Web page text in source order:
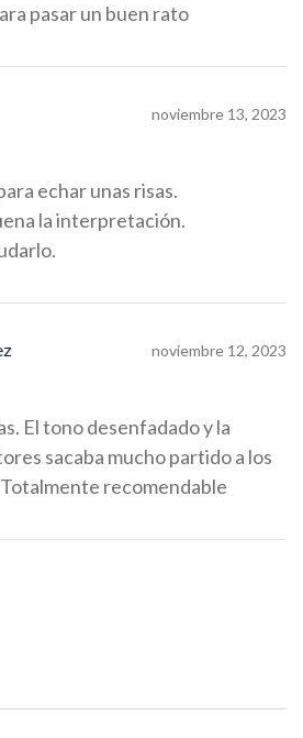
pasar un buen rato
noviembre 13, 2023
echar unas risas.
la interpretación.
noviembre 12, 2023
El tono desenfadado y la
sacaba mucho partido a los
recomendable